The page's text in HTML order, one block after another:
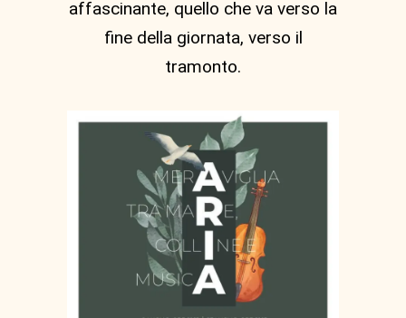
affascinante, quello che va verso la
fine della giornata, verso il
tramonto.